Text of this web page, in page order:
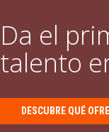
Da el
talento
DESCUBRE QUÉ